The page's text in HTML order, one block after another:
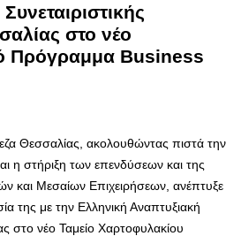
στο νέο
Πρόγραμμα Business
Θεσσαλίας, ακολουθώντας πιστά την
η στήριξη των επενδύσεων και της
και Μεσαίων Επιχειρήσεων, ανέπτυξε
της με την Ελληνική Αναπτυξιακή
στο νέο Ταμείο Χαρτοφυλακίου